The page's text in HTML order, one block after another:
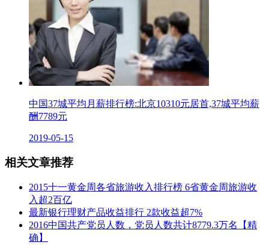
中国37城平均月薪排行榜:北京10310元居首,37城平均薪
酬7789元
2019-05-15
相关文章推荐
2015十一黄金周各省旅游收入排行榜 6省黄金周旅游收
入超2百亿
最新银行理财产品收益排行 2款收益超7%
2016中国共产党员人数，党员人数共计8779.3万名【精
确】